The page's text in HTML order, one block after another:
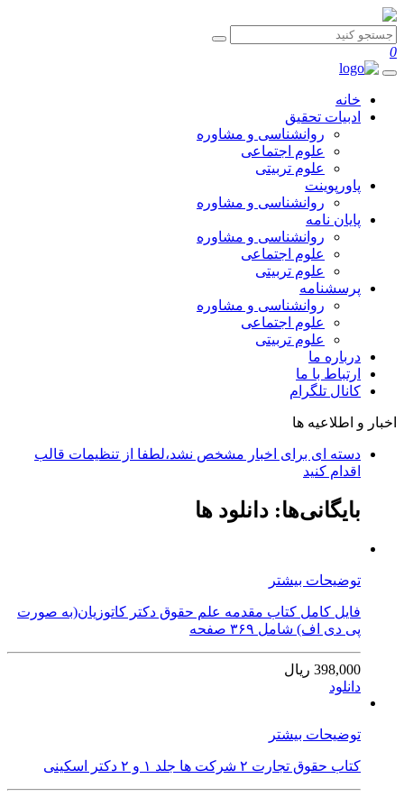
0
خانه
ادبیات تحقیق
روانشناسی و مشاوره
علوم اجتماعی
علوم تربیتی
پاورپوینت
روانشناسی و مشاوره
پایان نامه
روانشناسی و مشاوره
علوم اجتماعی
علوم تربیتی
پرسشنامه
روانشناسی و مشاوره
علوم اجتماعی
علوم تربیتی
درباره ما
ارتباط با ما
کانال تلگرام
اخبار و اطلاعیه ها
دسته ای برای اخبار مشخص نشد،لطفا از تنظیمات قالب
اقدام کنید
بایگانی‌ها: دانلود ها
توضیحات بیشتر
فایل کامل کتاب مقدمه علم حقوق دکتر کاتوزیان(به صورت
پی دی اف) شامل ۳۶۹ صفحه
398,000 ریال
دانلود
توضیحات بیشتر
کتاب حقوق تجارت ۲ شرکت ها جلد ۱ و ۲ دکتر اسکینی